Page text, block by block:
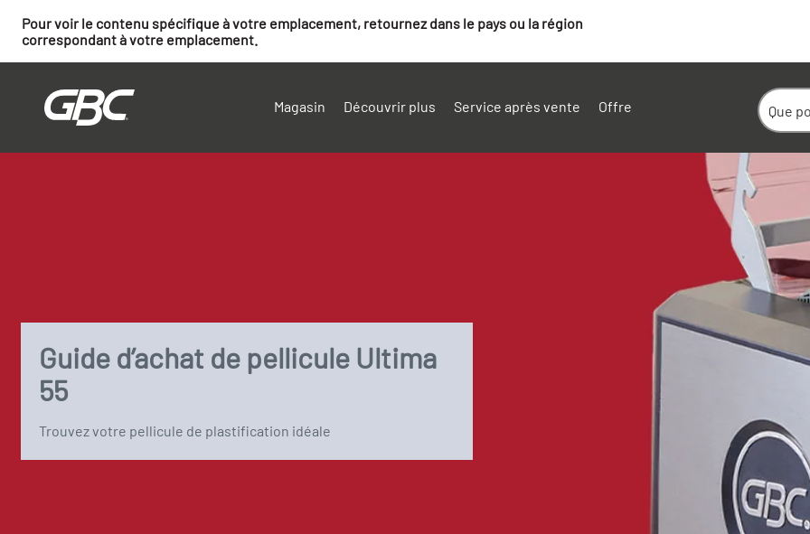
Pour voir le contenu spécifique à votre emplacement, retournez dans le pays ou la région
correspondant à votre emplacement.
Magasin Découvrir plus Service après vente Offre
Guide d’achat de pellicule Ultima
55
Trouvez votre pellicule de plastification idéale